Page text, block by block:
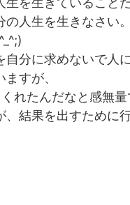
人生を生きなさい。
分に求めないで人
すが、
れたんだなと感無量
結果を出すために